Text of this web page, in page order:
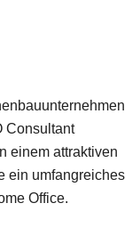
Consultant
einem attraktiven
ein umfangreiches
Office.